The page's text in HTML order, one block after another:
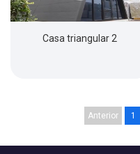
Casa triangular 2
Anterior 1